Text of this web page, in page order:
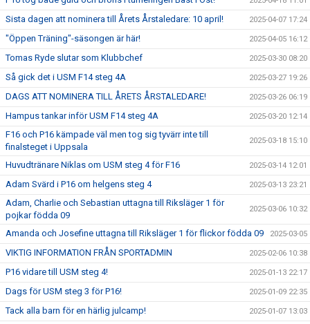
Sista dagen att nominera till Årets Årstaledare: 10 april! 2025-04-07 17:24
"Öppen Träning"-säsongen är här! 2025-04-05 16:12
Tomas Ryde slutar som Klubbchef 2025-03-30 08:20
Så gick det i USM F14 steg 4A 2025-03-27 19:26
DAGS ATT NOMINERA TILL ÅRETS ÅRSTALEDARE! 2025-03-26 06:19
Hampus tankar inför USM F14 steg 4A 2025-03-20 12:14
F16 och P16 kämpade väl men tog sig tyvärr inte till
finalsteget i Uppsala
2025-03-18 15:10
Huvudtränare Niklas om USM steg 4 för F16 2025-03-14 12:01
Adam Svärd i P16 om helgens steg 4 2025-03-13 23:21
Adam, Charlie och Sebastian uttagna till Riksläger 1 för
pojkar födda 09
2025-03-06 10:32
Amanda och Josefine uttagna till Riksläger 1 för flickor födda 09 2025-03-05
VIKTIG INFORMATION FRÅN SPORTADMIN 2025-02-06 10:38
P16 vidare till USM steg 4! 2025-01-13 22:17
Dags för USM steg 3 för P16! 2025-01-09 22:35
Tack alla barn för en härlig julcamp! 2025-01-07 13:03